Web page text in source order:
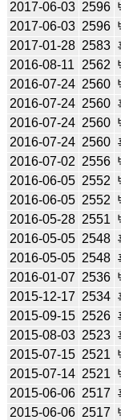
2017-06-03 2596
2017-06-03 2596
2017-01-28 2583
2016-08-11
2562
2016-07-24 2560
2016-07-24 2560
2016-07-24 2560
2016-07-24 2560
2016-07-02 2556
2016-06-05 2552
2016-06-05 2552
2016-05-28 2551
2016-05-05 2548
2016-05-05 2548
2016-01-07 2536
2015-12-17 2534
2015-09-15 2526
2015-08-03 2523
2015-07-15 2521
2015-07-14 2521
2015-06-06 2517
2015-06-06 2517